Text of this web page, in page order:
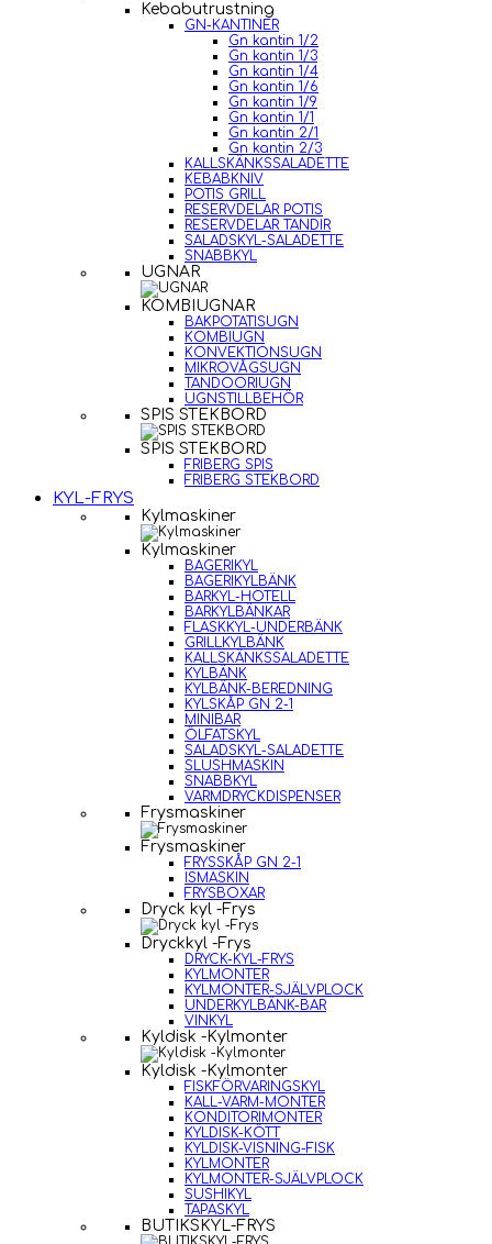
Kebabutrustning
GN-KANTINER
Gn kantin 1/2
Gn kantin 1/3
Gn kantin 1/4
Gn kantin 1/6
Gn kantin 1/9
Gn kantin 1/1
Gn kantin 2/1
Gn kantin 2/3
KALLSKÄNKSSALADETTE
KEBABKNIV
POTIS GRILL
RESERVDELAR POTIS
RESERVDELAR TANDIR
SALADSKYL-SALADETTE
SNABBKYL
UGNAR
KOMBIUGNAR
BAKPOTATISUGN
KOMBIUGN
KONVEKTIONSUGN
MIKROVÅGSUGN
TANDOORIUGN
UGNSTILLBEHÖR
SPIS STEKBORD
SPIS STEKBORD
FRIBERG SPIS
FRIBERG STEKBORD
KYL-FRYS
Kylmaskiner
Kylmaskiner
BAGERIKYL
BAGERIKYLBÄNK
BARKYL-HOTELL
BARKYLBÄNKAR
FLASKKYL-UNDERBÄNK
GRILLKYLBÄNK
KALLSKÄNKSSALADETTE
KYLBÄNK
KYLBÄNK-BEREDNING
KYLSKÅP GN 2-1
MINIBAR
ÖLFATSKYL
SALADSKYL-SALADETTE
SLUSHMASKIN
SNABBKYL
VARMDRYCKDISPENSER
Frysmaskiner
Frysmaskiner
FRYSSKÅP GN 2-1
ISMASKIN
FRYSBOXAR
Dryck kyl -Frys
Dryckkyl -Frys
DRYCK-KYL-FRYS
KYLMONTER
KYLMONTER-SJÄLVPLOCK
UNDERKYLBÄNK-BAR
VINKYL
Kyldisk -Kylmonter
Kyldisk -Kylmonter
FISKFÖRVARINGSKYL
KALL-VARM-MONTER
KONDITORIMONTER
KYLDISK-KÖTT
KYLDISK-VISNING-FISK
KYLMONTER
KYLMONTER-SJÄLVPLOCK
SUSHIKYL
TAPASKYL
BUTIKSKYL-FRYS